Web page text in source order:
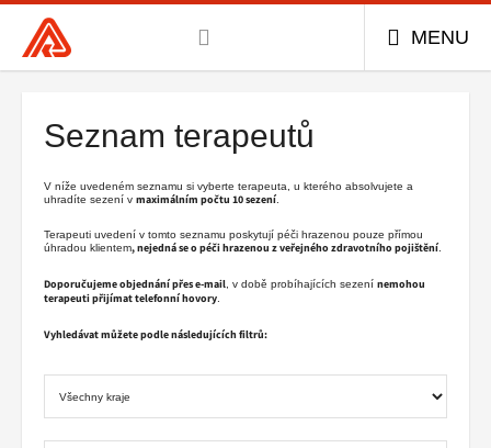
Všeobecná
zdravotní
hlavní
MENU
Seznam terapeutů
V níže uvedeném seznamu si vyberte terapeuta, u kterého absolvujete a
uhradíte sezení v maximálním počtu 10 sezení
Terapeuti uvedení v tomto seznamu poskytují péči hrazenou pouze přímou
úhradou klientem, nejedná se o péči hrazenou z veřejného zdravotního pojištění
Doporučujeme objednání přes e-mail , v době probíhajících sezení nemohou
terapeuti přijímat telefonní hovory
Vyhledávat můžete podle následujících filtrů: